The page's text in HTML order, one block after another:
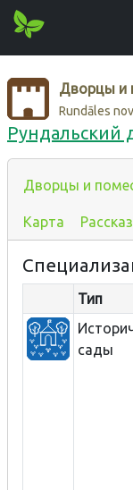
Дворцы и
Rundāles
Рундальский
Дворцы и
Карта
Тип
сады